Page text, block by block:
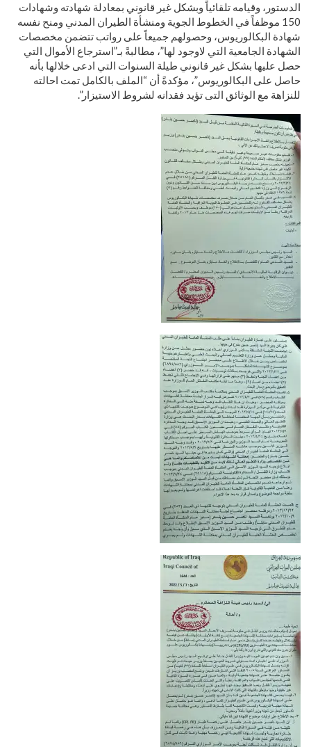
الدستور، وقيامه تلقائياً وبشكل غير قانوني بمعادلة شهادته وشهادات
150 موظفاً في الخطوط الجوية ومنشأة الطيران المدني ومنح نفسه
شهادة البكالوريوس، وحصولهم جميعاً على رواتب تتضمن مخصصات
الشهادة الجامعية التي لاوجود لها”، مطالبةً بـ”استرجاع الأموال التي
حصل عليها بشكل غير قانوني طيلة السنوات التي ادعى خلالها بأنه
حاصل على البكالوريوس”، مؤكدةً أن “الملف بالكامل تمت احالته
للنزاهة مع الوثائق التى تؤيد فقدانه لشروط الاستيزار”.